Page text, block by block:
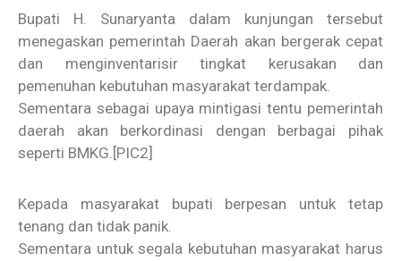
Bupati H. Sunaryanta dalam kunjungan tersebut
menegaskan pemerintah Daerah akan bergerak cepat
dan menginventarisir tingkat kerusakan dan
pemenuhan kebutuhan masyarakat terdampak.
Sementara sebagai upaya mintigasi tentu pemerintah
daerah akan berkordinasi dengan berbagai pihak
seperti BMKG. [PIC2]
Kepada masyarakat bupati berpesan untuk tetap
tenang dan tidak panik.
Sementara untuk segala kebutuhan masyarakat harus